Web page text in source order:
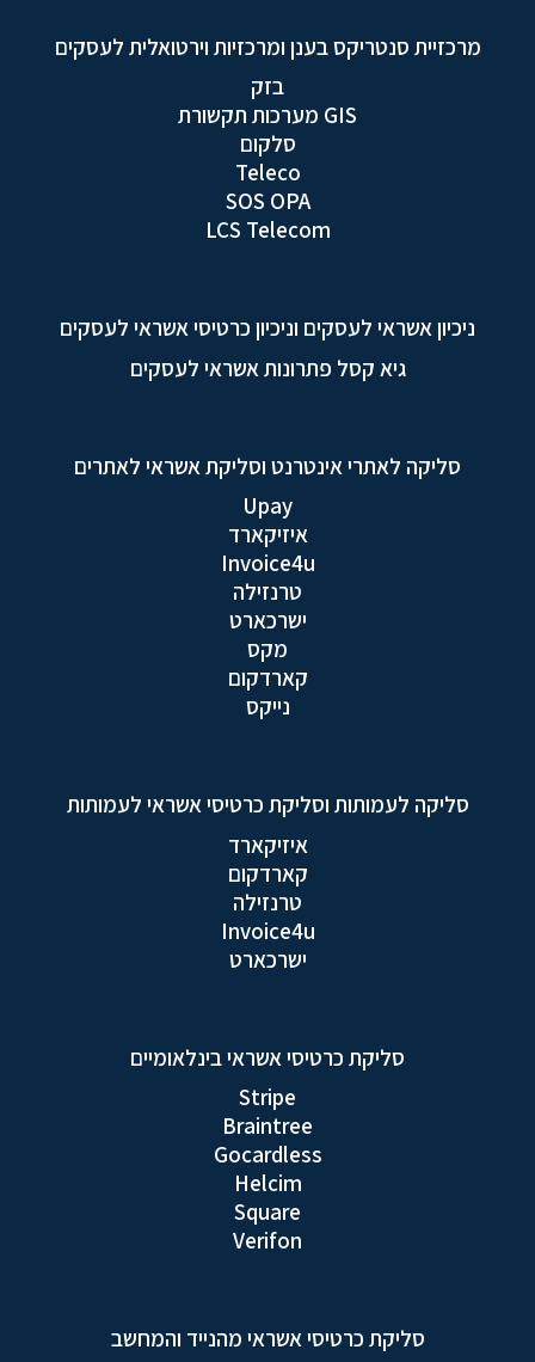
מרכזיית סנטריקס בענן ומרכזיות וירטואלית לעסקים
בזק
GIS מערכות תקשורת
סלקום
Teleco
SOS OPA
LCS Telecom
ניכיון אשראי לעסקים וניכיון כרטיסי אשראי לעסקים
גיא קסל פתרונות אשראי לעסקים
סליקה לאתרי אינטרנט וסליקת אשראי לאתרים
Upay
איזיקארד
Invoice4u
טרנזילה
ישרכארט
מקס
קארדקום
נייקס
סליקה לעמותות וסליקת כרטיסי אשראי לעמותות
איזיקארד
קארדקום
טרנזילה
Invoice4u
ישרכארט
סליקת כרטיסי אשראי בינלאומיים
Stripe
Braintree
Gocardless
Helcim
Square
Verifon
סליקת כרטיסי אשראי מהנייד והמחשב